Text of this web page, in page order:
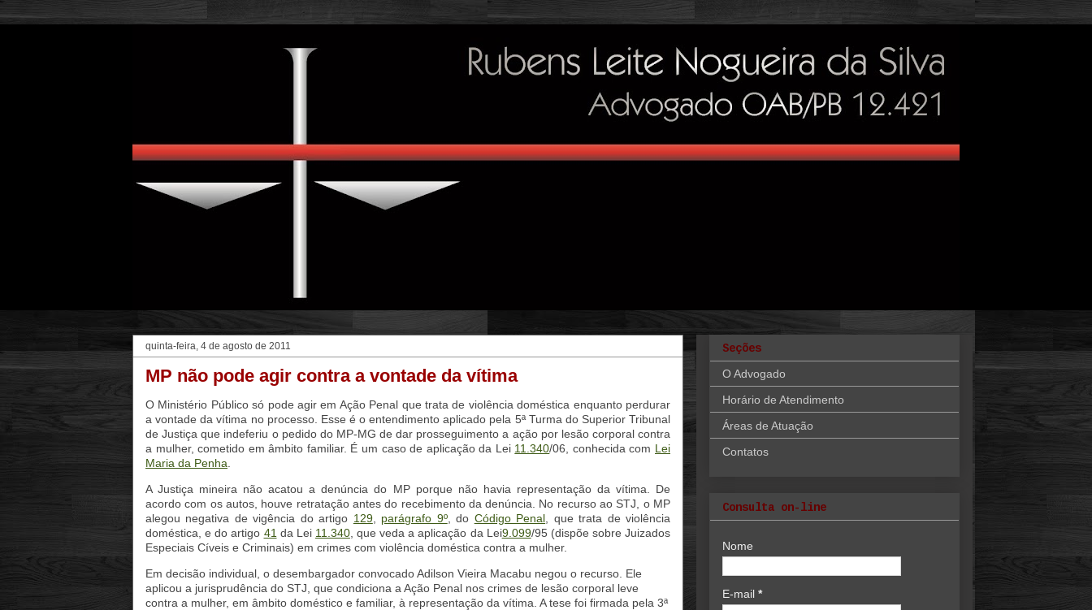
quinta-feira, 4 de agosto de 2011
MP não pode agir contra a vontade da vítima
O Ministério Público só pode agir em Ação Penal que trata de violência doméstica enquanto perdurar
a vontade da vítima no processo. Esse é o entendimento aplicado pela 5ª Turma do Superior Tribunal
de Justiça que indeferiu o pedido do MP-MG de dar prosseguimento a ação por lesão corporal contra
a mulher, cometido em âmbito familiar. É um caso de aplicação da Lei 11.340/06, conhecida com Lei
Maria da Penha
A Justiça mineira não acatou a denúncia do MP porque não havia representação da vítima. De
acordo com os autos, houve retratação antes do recebimento da denúncia. No recurso ao STJ, o MP
alegou negativa de vigência do artigo 129, parágrafo 9º, do Código Penal , que trata de violência
doméstica, e do artigo 41 da Lei 11.340, que veda a aplicação da Lei9.099/95 (dispõe sobre Juizados
Especiais Cíveis e Criminais) em crimes com violência doméstica contra a mulher.
Em decisão individual, o desembargador convocado Adilson Vieira Macabu negou o recurso. Ele
aplicou a jurisprudência do STJ, que condiciona a Ação Penal nos crimes de lesão corporal leve
contra a mulher, em âmbito doméstico e familiar, à representação da vítima. A tese foi firmada pela 3ª
Seções
O Advogado
Horário de Atendimento
Áreas de Atuação
Contatos
Consulta on-line
Nome
E-mail *